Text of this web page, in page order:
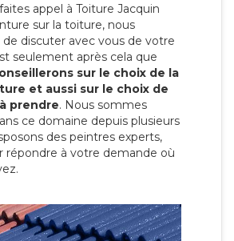
appel à Toiture Jacquin
sur la toiture, nous
de discuter avec vous de votre
seulement après cela que
sur le choix de la
et aussi sur le choix de
prendre. Nous sommes
ce domaine depuis plusieurs
des peintres experts,
répondre à votre demande où